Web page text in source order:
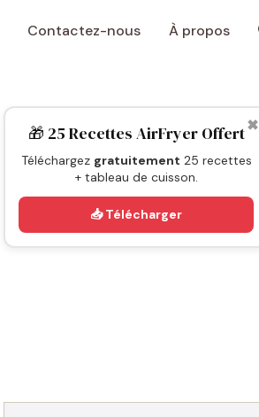
Contactez-nous À propos
✖
🎁 25 Recettes AirFryer Offert
Téléchargez gratuitement 25 recettes
+ tableau de cuisson.
📥 Télécharger